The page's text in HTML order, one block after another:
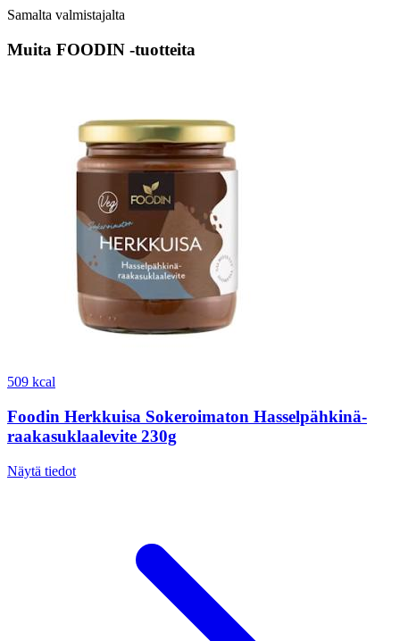
Samalta valmistajalta
Muita FOODIN -tuotteita
509 kcal
Foodin Herkkuisa Sokeroimaton Hasselpähkinä-
raakasuklaalevite 230g
Näytä tiedot